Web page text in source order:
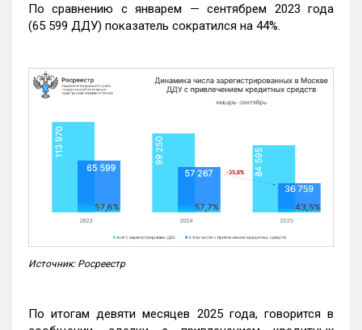
По сравнению с январем — сентябрем 2023 года
(65 599 ДДУ) показатель сократился на 44%.
Источник: Росреестр
По итогам девяти месяцев 2025 года, говорится в